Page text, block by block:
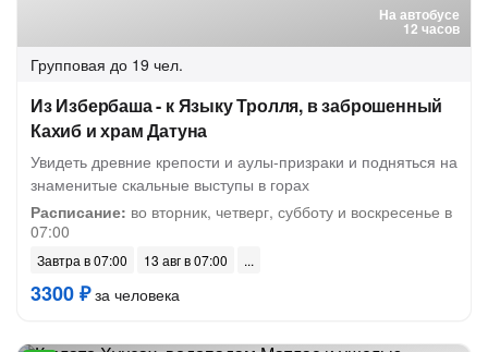
На автобусе
12 часов
Групповая до 19 чел.
Из Избербаша - к Языку Тролля, в заброшенный
Кахиб и храм Датуна
Увидеть древние крепости и аулы-призраки и подняться на
знаменитые скальные выступы в горах
Расписание: во вторник, четверг, субботу и воскресенье в
07:00
Завтра в 07:00 13 авг в 07:00
3300 ₽за человека